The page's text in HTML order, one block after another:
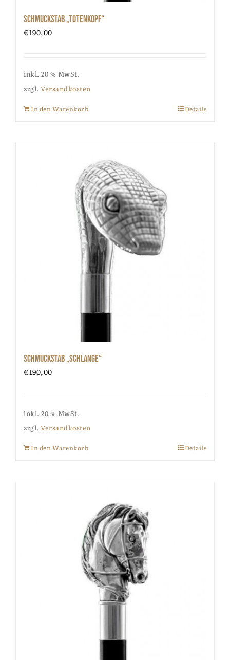
Schmuckstab „Totenkopf“
€190,00
inkl. 20 % MwSt.
zzgl. Versandkosten
In den Warenkorb Details
Schmuckstab „Schlange“
€190,00
inkl. 20 % MwSt.
zzgl. Versandkosten
In den Warenkorb Details